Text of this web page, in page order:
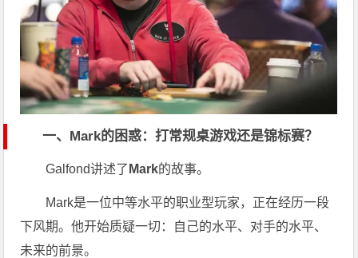
一、Mark的困惑：打常规桌游戏还是锦标赛？
Galfond讲述了 Mark的故事。
Mark是一位中等水平的职业型玩家，正在经历一段
下风期。他开始质疑一切：自己的水平、对手的水平、
未来的前景。